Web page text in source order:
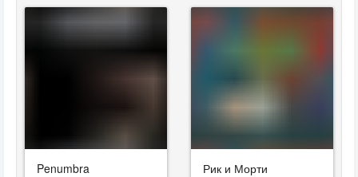
Penumbra Рик и Морти